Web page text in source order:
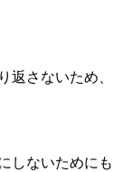
さないため
ないために